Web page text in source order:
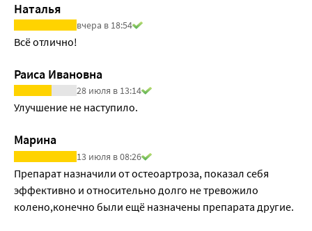
Наталья
вчера в 18:54
Всё отлично!
Раиса Ивановна
28 июля в 13:14
Улучшение не наступило.
Марина
13 июля в 08:26
Препарат назначили от остеоартроза, показал себя
эффективно и относительно долго не тревожило
колено,конечно были ещё назначены препарата другие.